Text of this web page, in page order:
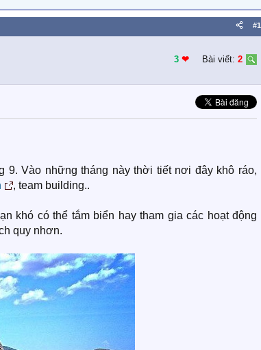
#1
3 ❤︎ Bài viết: 2
Vào những tháng này thời tiết nơi đây khô ráo,
, team building..
khó có thể tắm biển hay tham gia các hoạt động
quy nhơn.